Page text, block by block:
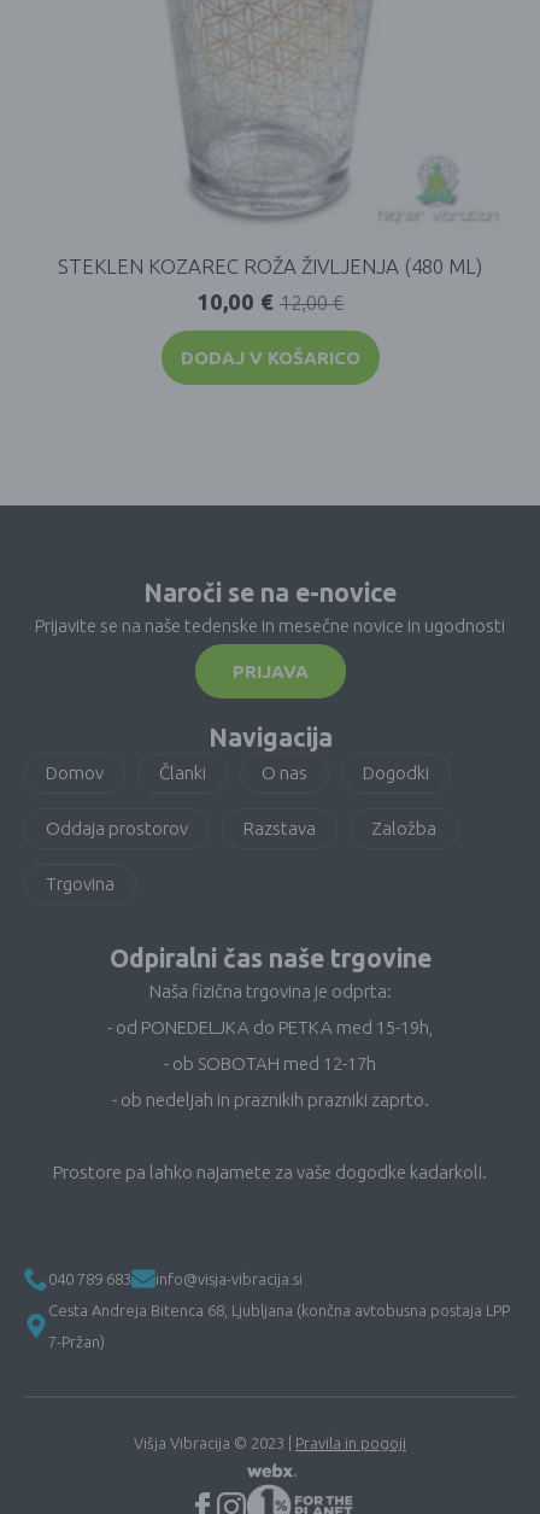
STEKLEN KOZAREC ROŽA ŽIVLJENJA (480 ML)
12,00€
10,00 €
DODAJ V KOŠARICO
Naroči se na e-novice
Prijavite se na naše tedenske in mesečne novice in ugodnosti
PRIJAVA
Navigacija
Domov Članki O nas Dogodki
Oddaja prostorov Razstava Založba
Trgovina
Odpiralni čas naše trgovine
Naša fizična trgovina je odprta:
- od PONEDELJKA do PETKA med 15-19h,
- ob SOBOTAH med 12-17h
- ob nedeljah in praznikih prazniki zaprto.
Prostore pa lahko najamete za vaše dogodke kadarkoli.
040 789 683
info@visja-vibracija.si
Cesta Andreja Bitenca 68, Ljubljana (končna avtobusna postaja LPP
7-Pržan)
Višja Vibracija © 2023 | Pravila in pogoji